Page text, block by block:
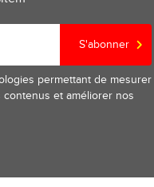
S'abonner
permettant de mesurer
et améliorer nos